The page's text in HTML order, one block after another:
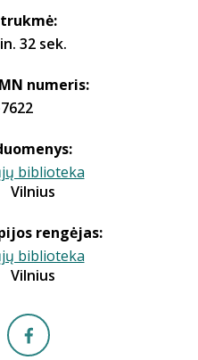
32 sek.
numeris:
biblioteka
Vilnius
rengėjas:
biblioteka
Vilnius